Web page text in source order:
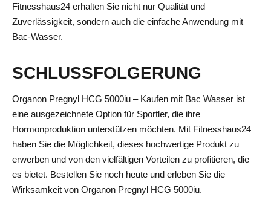
Fitnesshaus24 erhalten Sie nicht nur Qualität und
Zuverlässigkeit, sondern auch die einfache Anwendung mit
Bac-Wasser.
SCHLUSSFOLGERUNG
Organon Pregnyl HCG 5000iu – Kaufen mit Bac Wasser ist
eine ausgezeichnete Option für Sportler, die ihre
Hormonproduktion unterstützen möchten. Mit Fitnesshaus24
haben Sie die Möglichkeit, dieses hochwertige Produkt zu
erwerben und von den vielfältigen Vorteilen zu profitieren, die
es bietet. Bestellen Sie noch heute und erleben Sie die
Wirksamkeit von Organon Pregnyl HCG 5000iu.